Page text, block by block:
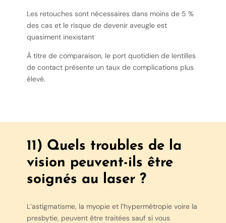
Les retouches sont nécessaires dans moins de 5 %
des cas et le risque de devenir aveugle est
quasiment inexistant
À titre de comparaison, le port quotidien de lentilles
de contact présente un taux de complications plus
élevé.
11) Quels troubles de la
vision peuvent-ils être
soignés au laser ?
L’astigmatisme, la myopie et l’hypermétropie voire la
presbytie, peuvent être traitées sauf si vous